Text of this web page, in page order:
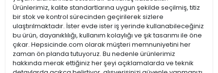
Ürünlerimiz, kalite standartlarına uygun şekilde seçilmiş, titiz
bir stok ve kontrol sürecinden geçirilerek sizlere
ulaştırılmaktadır. İster evde ister iş yerinde kullanabileceğiniz
bu ürün, dayanıklılığı, kullanım kolaylığı ve şık tasarımı ile öne
çıkar. Hepsicinde.com olarak müşteri memnuniyetini her
zaman ön planda tutuyoruz. Bu nedenle ürünlerimiz
hakkında merak ettiğiniz her şeyi açıklamalarda ve teknik